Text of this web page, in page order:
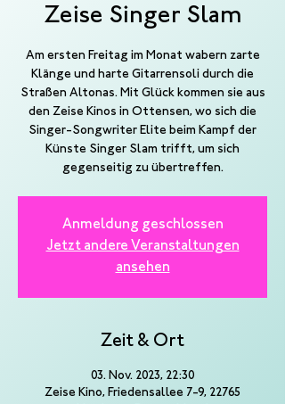
Zeise Singer Slam
Am ersten Freitag im Monat wabern zarte
Klänge und harte Gitarrensoli durch die
Straßen Altonas. Mit Glück kommen sie aus
den Zeise Kinos in Ottensen, wo sich die
Singer-Songwriter Elite beim Kampf der
Künste Singer Slam trifft, um sich
gegenseitig zu übertreffen.
Anmeldung geschlossen
Jetzt andere Veranstaltungen
ansehen
Zeit & Ort
03. Nov. 2023, 22:30
Zeise Kino, Friedensallee 7-9, 22765